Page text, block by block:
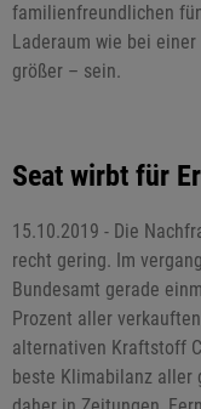
familienfreundlichen
Laderaum wie bei
größer – sein.
Seat wirbt für
15.10.2019 - Die
recht gering. Im
Bundesamt gerade
Prozent aller
alternativen Kraftstoff
beste Klimabilanz aller